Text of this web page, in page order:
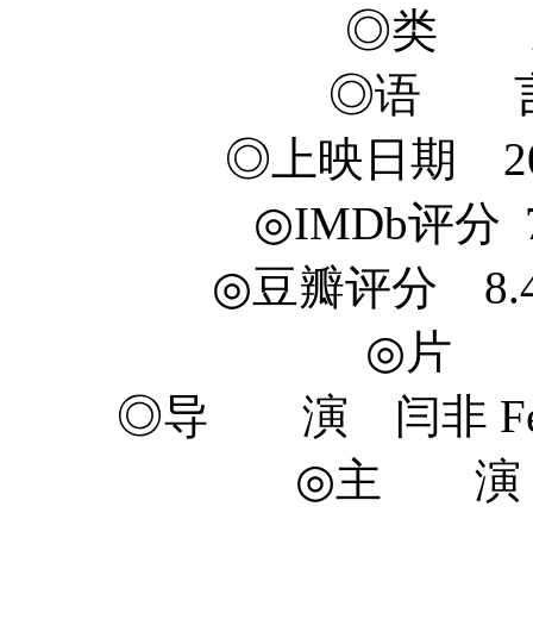
◎类
◎语 言
◎上映日期
◎IMDb评分
◎豆瓣评分 8.4/
◎片
◎导 演 闫非 Fei
◎主 演